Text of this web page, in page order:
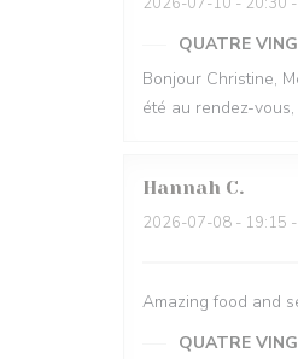
QUATRE
Bonjour Christine,
été au rendez-
Hannah C
2026-07-08 - 19:15 -
Amazing food and
QUATRE